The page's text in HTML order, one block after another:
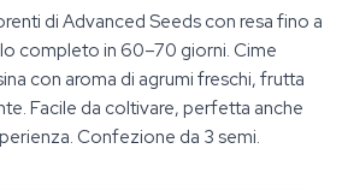
di Advanced Seeds con resa fino a
completo in 60–70 giorni. Cime
con aroma di agrumi freschi, frutta
Facile da coltivare, perfetta anche
Confezione da 3 semi.